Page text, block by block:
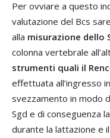
Per ovviare a questo
valutazione del Bcs
alla misurazione dello
colonna vertebrale
strumenti quali il
effettuata all’ingresso
svezzamento in modo
Sgd e di conseguenza
durante la lattazione e